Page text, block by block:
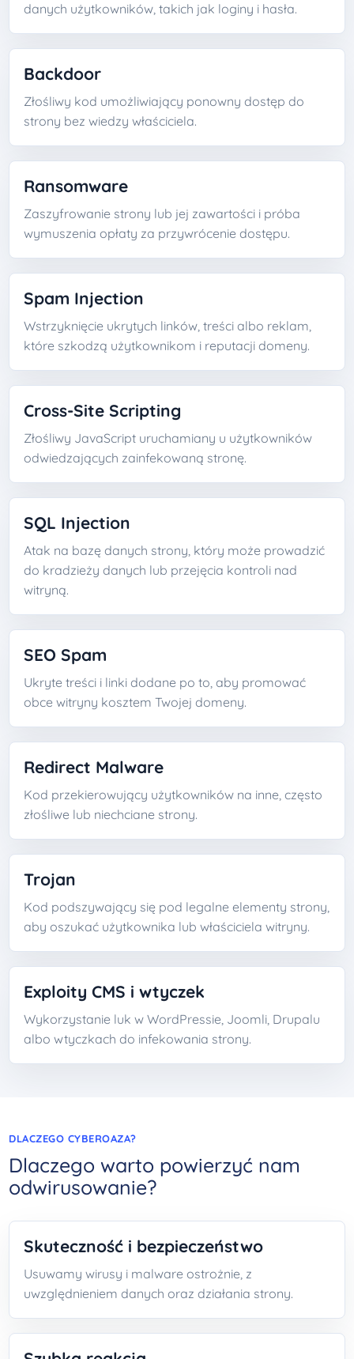
danych użytkowników, takich jak loginy i hasła.
Backdoor
Złośliwy kod umożliwiający ponowny dostęp do
strony bez wiedzy właściciela.
Ransomware
Zaszyfrowanie strony lub jej zawartości i próba
wymuszenia opłaty za przywrócenie dostępu.
Spam Injection
Wstrzyknięcie ukrytych linków, treści albo reklam,
które szkodzą użytkownikom i reputacji domeny.
Cross-Site Scripting
Złośliwy JavaScript uruchamiany u użytkowników
odwiedzających zainfekowaną stronę.
SQL Injection
Atak na bazę danych strony, który może prowadzić
do kradzieży danych lub przejęcia kontroli nad
witryną.
SEO Spam
Ukryte treści i linki dodane po to, aby promować
obce witryny kosztem Twojej domeny.
Redirect Malware
Kod przekierowujący użytkowników na inne, często
złośliwe lub niechciane strony.
Trojan
Kod podszywający się pod legalne elementy strony,
aby oszukać użytkownika lub właściciela witryny.
Exploity CMS i wtyczek
Wykorzystanie luk w WordPressie, Joomli, Drupalu
albo wtyczkach do infekowania strony.
DLACZEGO CYBEROAZA?
Dlaczego warto powierzyć nam
odwirusowanie?
Skuteczność i bezpieczeństwo
Usuwamy wirusy i malware ostrożnie, z
uwzględnieniem danych oraz działania strony.